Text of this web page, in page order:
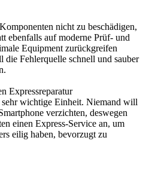
nicht zu beschädigen,
ebenfalls auf moderne Prüf- und
Equipment zurückgreifen
die Fehlerquelle schnell und sauber
Expressreparatur
sehr wichtige Einheit. Niemand will
verzichten, deswegen
einen Express-Service an, um
eilig haben, bevorzugt zu